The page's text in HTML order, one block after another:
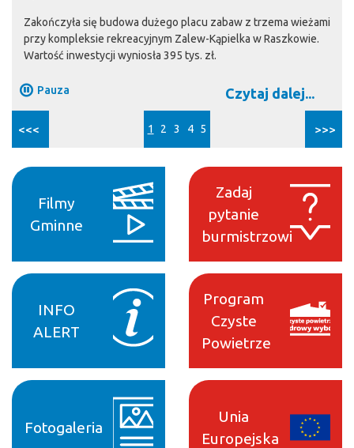
Zakończyła się budowa dużego placu zabaw z trzema wieżami
przy kompleksie rekreacyjnym Zalew-Kąpielka w Raszkowie.
Wartość inwestycji wyniosła 395 tys. zł.
Czytaj dalej...
Pauza
1 2 3 4 5
<<< >>>
Filmy
Gminne
INFO
ALERT
Zadaj
pytanie
burmistrzowi
Program
Czyste
Powietrze
Fotogaleria
Unia
Europejska